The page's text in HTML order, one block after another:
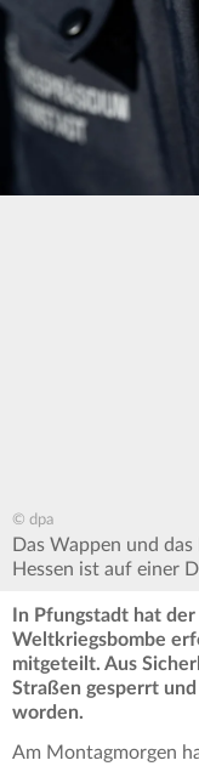
© dpa
Das Wappen und
Hessen ist auf einer
In Pfungstadt hat
Weltkriegsbombe
mitgeteilt. Aus
Straßen gesperrt
worden.
Am Montagmorgen